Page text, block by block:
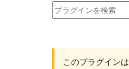
プ
このプラグインは